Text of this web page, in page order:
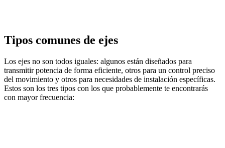
Tipos comunes de ejes
Los ejes no son todos iguales: algunos están diseñados para
transmitir potencia de forma eficiente, otros para un control preciso
del movimiento y otros para necesidades de instalación específicas.
Estos son los tres tipos con los que probablemente te encontrarás
con mayor frecuencia: